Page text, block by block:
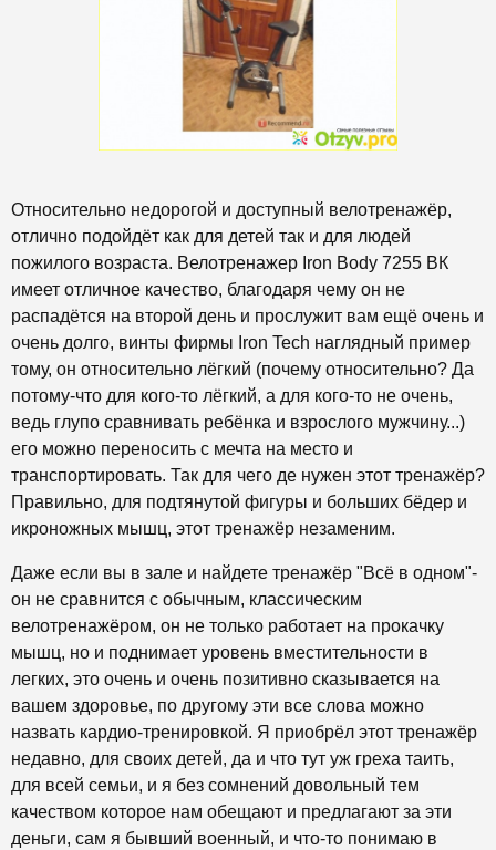
Относительно недорогой и доступный велотренажёр,
отлично подойдёт как для детей так и для людей
пожилого возраста. Велотренажер Iron Body 7255 ВК
имеет отличное качество, благодаря чему он не
распадётся на второй день и прослужит вам ещё очень и
очень долго, винты фирмы Iron Tech наглядный пример
тому, он относительно лёгкий (почему относительно? Да
потому-что для кого-то лёгкий, а для кого-то не очень,
ведь глупо сравнивать ребёнка и взрослого мужчину...)
его можно переносить с мечта на место и
транспортировать. Так для чего де нужен этот тренажёр?
Правильно, для подтянутой фигуры и больших бёдер и
икроножных мышц, этот тренажёр незаменим.
Даже если вы в зале и найдете тренажёр "Всё в одном"-
он не сравнится с обычным, классическим
велотренажёром, он не только работает на прокачку
мышц, но и поднимает уровень вместительности в
легких, это очень и очень позитивно сказывается на
вашем здоровье, по другому эти все слова можно
назвать кардио-тренировкой. Я приобрёл этот тренажёр
недавно, для своих детей, да и что тут уж греха таить,
для всей семьи, и я без сомнений довольный тем
качеством которое нам обещают и предлагают за эти
деньги, сам я бывший военный, и что-то понимаю в